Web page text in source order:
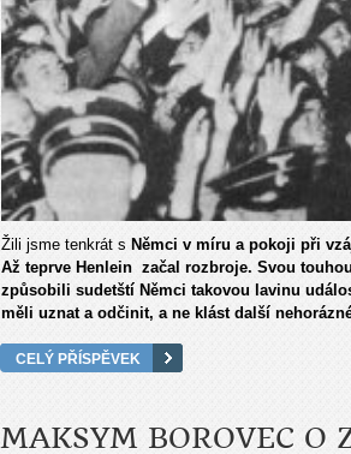
Žili jsme tenkrát s Němci v míru a pokoji při
Až teprve Henlein začal rozbroje. Svou
způsobili sudetští Němci takovou lavinu
měli uznat a odčinit, a ne klást další
CELÝ PŘÍSPĚVEK
MAKSYM BOROVEC O